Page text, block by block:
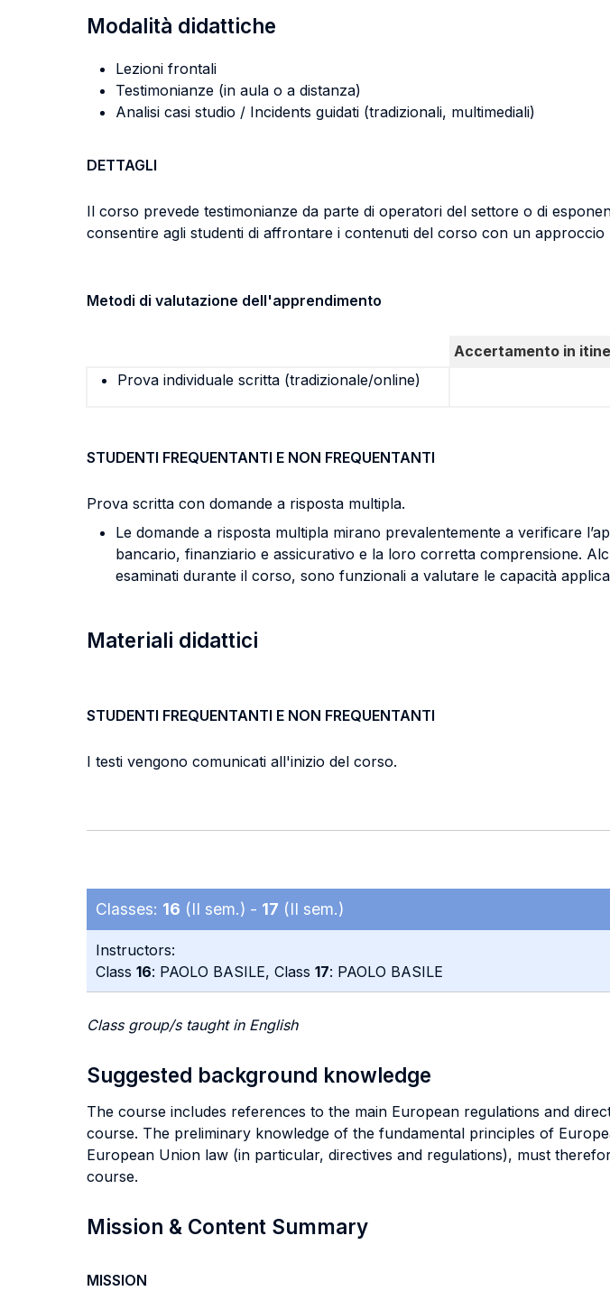
Modalità didattiche
Lezioni frontali
Testimonianze (in aula o a distanza)
Analisi casi studio / Incidents guidati (tradizionali, multimediali)
DETTAGLI
Il corso prevede testimonianze da parte di operatori del settore o di
consentire agli studenti di affrontare i contenuti del corso con un approccio
Metodi di valutazione dell'apprendimento
Accertamento in
Prova individuale scritta (tradizionale/online)
STUDENTI FREQUENTANTI E NON FREQUENTANTI
Prova scritta con domande a risposta multipla.
Le domande a risposta multipla mirano prevalentemente a verificare
bancario, finanziario e assicurativo e la loro corretta comprensione.
esaminati durante il corso, sono funzionali a valutare le capacità
Materiali didattici
STUDENTI FREQUENTANTI E NON FREQUENTANTI
I testi vengono comunicati all'inizio del corso.
Classes: 16 (II sem.) - 17 (II sem.)
Instructors:
Class 16: PAOLO BASILE, Class 17: PAOLO BASILE
Class group/s taught in English
Suggested background knowledge
The course includes references to the main European regulations and
course. The preliminary knowledge of the fundamental principles of
European Union law (in particular, directives and regulations), must
course.
Mission & Content Summary
MISSION